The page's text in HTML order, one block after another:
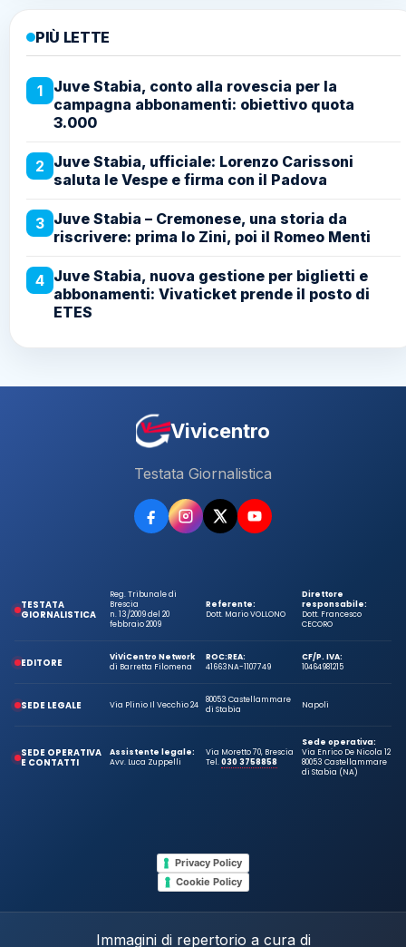
PIÙ LETTE
1
Juve Stabia, conto alla rovescia per la
campagna abbonamenti: obiettivo quota
3.000
2 Juve Stabia, ufficiale: Lorenzo Carissoni
saluta le Vespe e firma con il Padova
3 Juve Stabia – Cremonese, una storia da
riscrivere: prima lo Zini, poi il Romeo Menti
4 Juve Stabia, nuova gestione per biglietti e
abbonamenti: Vivaticket prende il posto di
ETES
Vivicentro
Testata Giornalistica
TESTATA
GIORNALISTICA
Reg. Tribunale di
Brescia
n. 13/2009 del 20
febbraio 2009
Referente:
Dott. Mario VOLLONO
Direttore
responsabile:
Dott. Francesco
CECORO
EDITORE
ViViCentro Network
di Barretta Filomena
ROC:
41663
REA:
NA-1107749
CF/P. IVA:
10464981215
SEDE LEGALE Via Plinio Il Vecchio 24
80053 Castellammare
di Stabia
Napoli
SEDE OPERATIVA
E CONTATTI
Assistente legale:
Avv. Luca Zuppelli
Via Moretto 70, Brescia
Tel.030 3758858
Sede operativa:
Via Enrico De Nicola 12
80053 Castellammare
di Stabia (NA)
Privacy Policy
Cookie Policy
Immagini di repertorio a cura di